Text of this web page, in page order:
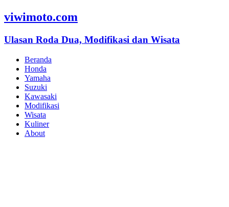
viwimoto.com
Ulasan Roda Dua, Modifikasi dan Wisata
Beranda
Honda
Yamaha
Suzuki
Kawasaki
Modifikasi
Wisata
Kuliner
About